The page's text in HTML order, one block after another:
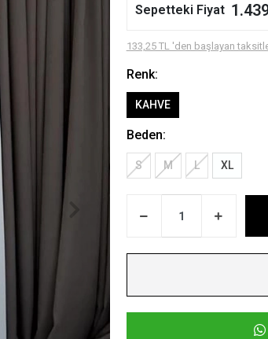
Sepetteki Fiyat
133,25 TL 'den başlayan
Renk:
KAHVE
Beden:
S M L XL